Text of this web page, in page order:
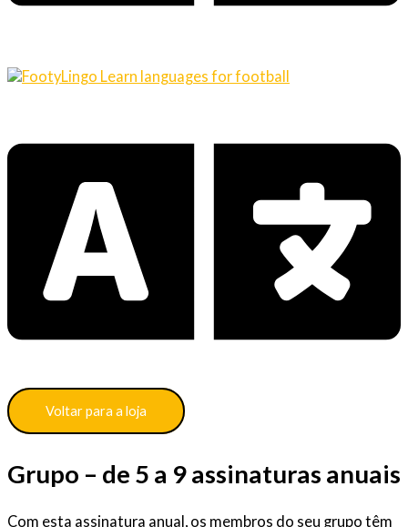
Voltar para a loja
Grupo – de 5 a 9 assinaturas anuais
Com esta assinatura anual, os membros do seu grupo têm